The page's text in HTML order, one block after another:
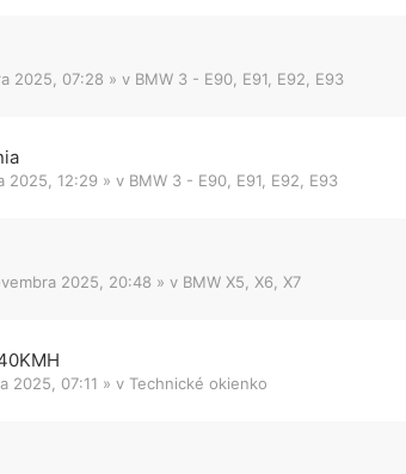
2025, 07:28 » v BMW 3 - E90, E91, E92, E93
2025, 12:29 » v BMW 3 - E90, E91, E92, E93
2025, 20:48 » v BMW X5, X6, X7
2025, 07:11 » v Technické okienko